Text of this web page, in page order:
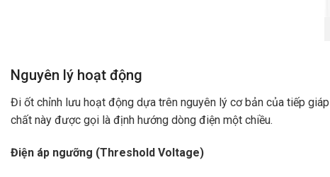
Nguyên lý hoạt động
Đi ốt chỉnh lưu hoạt động dựa trên nguyên lý cơ bản của tiếp
chất này được gọi là định hướng dòng điện một chiều.
Điện áp ngưỡng (Threshold Voltage)